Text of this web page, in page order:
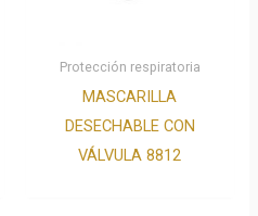
Protección respiratoria
MASCARILLA
DESECHABLE CON
VÁLVULA 8812